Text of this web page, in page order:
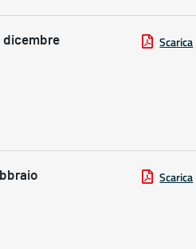
dicembre
Scarica
Scarica